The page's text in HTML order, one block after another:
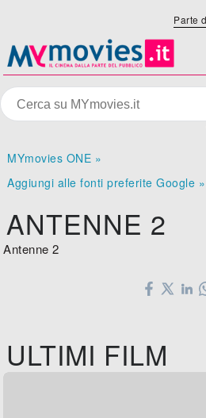
Parte
MYmovies ONE »
Aggiungi alle fonti preferite Google »
ANTENNE 2
Antenne 2
ULTIMI FILM